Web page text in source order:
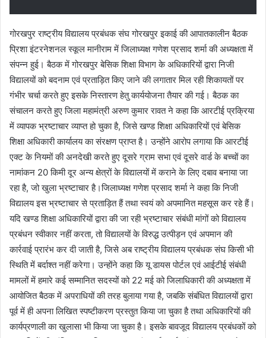
गोरखपुर राष्ट्रीय विद्यालय प्रबंधक संघ गोरखपुर इकाई की आपातकालीन बैठक
प्रिशा इंटरनेशनल स्कूल मानीराम में जिलाध्यक्ष गणेश प्रसाद शर्मा की अध्यक्षता में
संपन्न हुई। बैठक में गोरखपुर बेसिक शिक्षा विभाग के अधिकारियों द्वारा निजी
विद्यालयों को बदनाम एवं प्रताड़ित किए जाने की लगातार मिल रही शिकायतों पर
गंभीर चर्चा करते हुए इसके निस्तारण हेतु कार्ययोजना तैयार की गई। बैठक का
संचालन करते हुए जिला महामंत्री अरुण कुमार रावत ने कहा कि आरटीई प्रक्रिया
में व्यापक भ्रष्टाचार व्याप्त हो चुका है, जिसे खण्ड शिक्षा अधिकारियों एवं बेसिक
शिक्षा अधिकारी कार्यालय का संरक्षण प्राप्त है। उन्होंने आरोप लगाया कि आरटीई
एक्ट के नियमों की अनदेखी करते हुए दूसरे ग्राम सभा एवं दूसरे वार्ड के बच्चों का
नामांकन 20 किमी दूर अन्य क्षेत्रों के विद्यालयों में कराने के लिए दबाव बनाया जा
रहा है, जो खुला भ्रष्टाचार है।जिलाध्यक्ष गणेश प्रसाद शर्मा ने कहा कि निजी
विद्यालय इस भ्रष्टाचार से प्रताड़ित हैं तथा स्वयं को अपमानित महसूस कर रहे हैं।
यदि खण्ड शिक्षा अधिकारियों द्वारा की जा रही भ्रष्टाचार संबंधी मांगों को विद्यालय
प्रबंधन स्वीकार नहीं करता, तो विद्यालयों के विरुद्ध उत्पीड़न एवं अपमान की
कार्रवाई प्रारंभ कर दी जाती है, जिसे अब राष्ट्रीय विद्यालय प्रबंधक संघ किसी भी
स्थिति में बर्दाश्त नहीं करेगा। उन्होंने कहा कि यू डायस पोर्टल एवं आईटीई संबंधी
मामलों में हमारे कई सम्मानित सदस्यों को 22 मई को जिलाधिकारी की अध्यक्षता में
आयोजित बैठक में अपराधियों की तरह बुलाया गया है, जबकि संबंधित विद्यालयों द्वारा
पूर्व में ही अपना लिखित स्पष्टीकरण प्रस्तुत किया जा चुका है तथा अधिकारियों की
कार्यप्रणाली का खुलासा भी किया जा चुका है। इसके बावजूद विद्यालय प्रबंधकों को